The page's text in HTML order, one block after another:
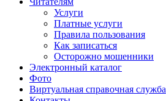
Услуги
Платные услуги
Правила пользования
Как записаться
Осторожно мошенники
Электронный каталог
Фото
Виртуальная справочная служба